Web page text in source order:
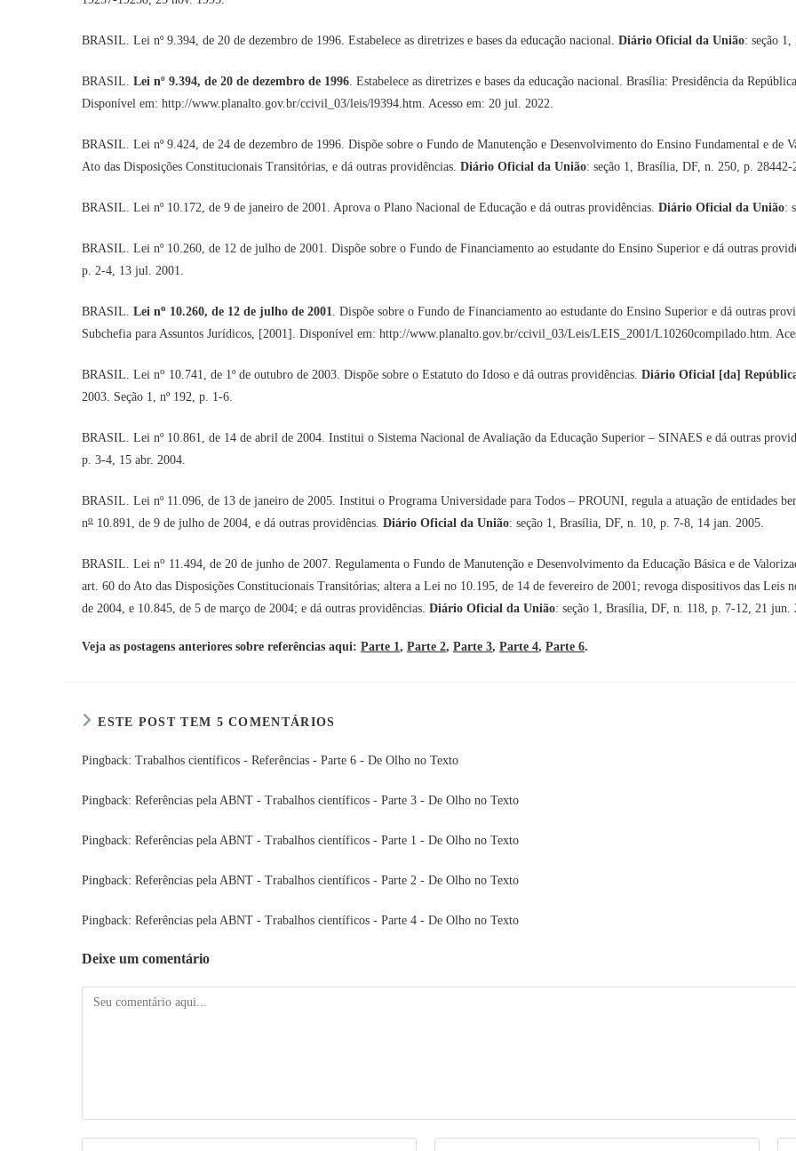
BRASIL. Lei nº 9.394, de 20 de dezembro de 1996. Estabelece as diretrizes e bases da educação nacional. Diário Oficial da União: seção
BRASIL. Lei nº 9.394, de 20 de dezembro de 1996. Estabelece as diretrizes e bases da educação nacional. Brasília: Presidência da
Disponível em: http://www.planalto.gov.br/ccivil_03/leis/l9394.htm. Acesso em: 20 jul. 2022.
BRASIL. Lei nº 9.424, de 24 de dezembro de 1996. Dispõe sobre o Fundo de Manutenção e Desenvolvimento do Ensino Fundamental e de
Ato das Disposições Constitucionais Transitórias, e dá outras providências. Diário Oficial da União: seção 1, Brasília, DF, n. 250, p.
BRASIL. Lei nº 10.172, de 9 de janeiro de 2001. Aprova o Plano Nacional de Educação e dá outras providências. Diário Oficial da União:
BRASIL. Lei nº 10.260, de 12 de julho de 2001. Dispõe sobre o Fundo de Financiamento ao estudante do Ensino Superior e dá outras
p. 2-4, 13 jul. 2001.
BRASIL. Lei no 10.260, de 12 de julho de 2001. Dispõe sobre o Fundo de Financiamento ao estudante do Ensino Superior e dá outras
Subchefia para Assuntos Jurídicos, [2001]. Disponível em: http://www.planalto.gov.br/ccivil_03/Leis/LEIS_2001/L10260compilado.htm.
BRASIL. Lei no 10.741, de 1º de outubro de 2003. Dispõe sobre o Estatuto do Idoso e dá outras providências. Diário Oficial [da]
2003. Seção 1, nº 192, p. 1-6.
BRASIL. Lei nº 10.861, de 14 de abril de 2004. Institui o Sistema Nacional de Avaliação da Educação Superior – SINAES e dá outras
p. 3-4, 15 abr. 2004.
BRASIL. Lei nº 11.096, de 13 de janeiro de 2005. Institui o Programa Universidade para Todos – PROUNI, regula a atuação de entidades
no 10.891, de 9 de julho de 2004, e dá outras providências. Diário Oficial da União: seção 1, Brasília, DF, n. 10, p. 7-8, 14 jan. 2005.
BRASIL. Lei no 11.494, de 20 de junho de 2007. Regulamenta o Fundo de Manutenção e Desenvolvimento da Educação Básica e de
art. 60 do Ato das Disposições Constitucionais Transitórias; altera a Lei no 10.195, de 14 de fevereiro de 2001; revoga dispositivos das Leis
de 2004, e 10.845, de 5 de março de 2004; e dá outras providências. Diário Oficial da União: seção 1, Brasília, DF, n. 118, p. 7-12, 21 jun.
Veja as postagens anteriores sobre referências aqui: Parte 1, Parte 2, Parte 3, Parte 4, Parte 6.
ESTE POST TEM 5 COMENTÁRIOS
Pingback: Trabalhos científicos - Referências - Parte 6 - De Olho no Texto
Pingback: Referências pela ABNT - Trabalhos científicos - Parte 3 - De Olho no Texto
Pingback: Referências pela ABNT - Trabalhos científicos - Parte 1 - De Olho no Texto
Pingback: Referências pela ABNT - Trabalhos científicos - Parte 2 - De Olho no Texto
Pingback: Referências pela ABNT - Trabalhos científicos - Parte 4 - De Olho no Texto
Deixe um comentário
Comentário
Digite
Digite